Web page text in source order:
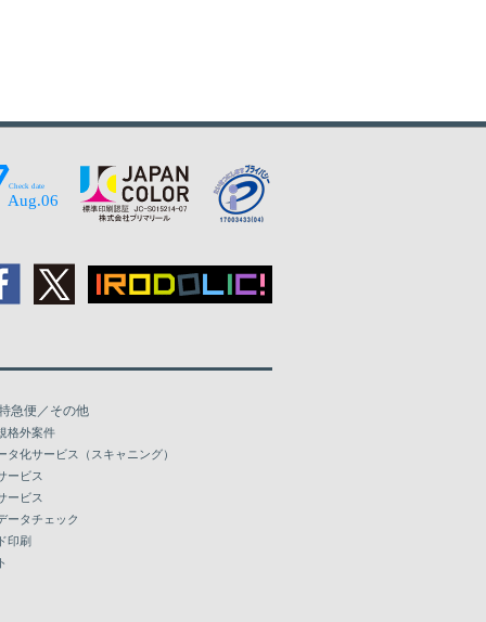
108,950 130,693
114,561 137,440
120,184 144,171
129,683 155,470
138,673 166,263
143,160
147,648 177,054
急便／その他
格外案件
タ化サービス（スキャニング）
ービス
ービス
ータチェック
印刷